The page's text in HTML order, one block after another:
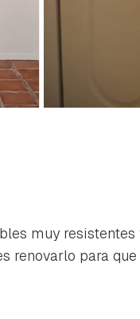
muy resistentes
renovarlo para